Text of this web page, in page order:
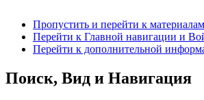
Пропустить и перейти к материалам
Перейти к Главной навигации и
Перейти к дополнительной
Поиск, Вид и Навигация